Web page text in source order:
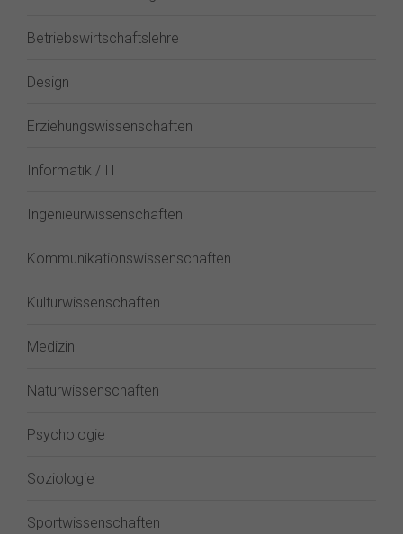
Betriebswirtschaftslehre
Design
Erziehungswissenschaften
Informatik / IT
Ingenieurwissenschaften
Kommunikationswissenschaften
Kulturwissenschaften
Medizin
Naturwissenschaften
Psychologie
Soziologie
Sportwissenschaften